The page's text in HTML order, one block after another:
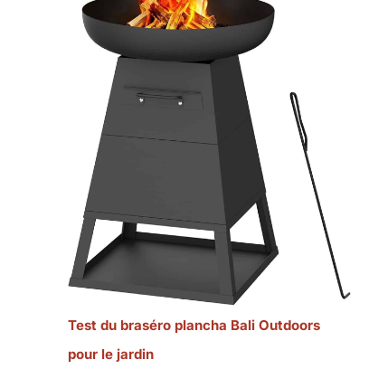
Test du braséro plancha Bali Outdoors
pour le jardin